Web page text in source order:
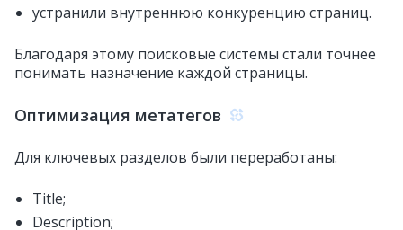
устранили внутреннюю конкуренцию страниц.
Благодаря этому поисковые системы стали точнее
понимать назначение каждой страницы.
Оптимизация метатегов
Для ключевых разделов были переработаны:
Title;
Description;